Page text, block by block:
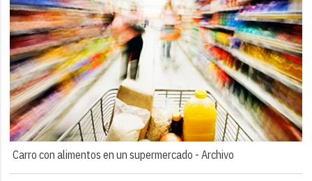
Carro con alimentos en un supermercado -Archivo